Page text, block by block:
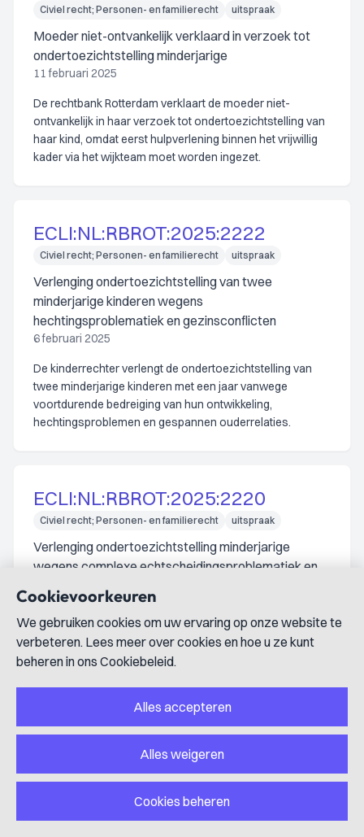
Civiel recht; Personen- en familierecht uitspraak
Moeder niet-ontvankelijk verklaard in verzoek tot
ondertoezichtstelling minderjarige
11 februari 2025
De rechtbank Rotterdam verklaart de moeder niet-
ontvankelijk in haar verzoek tot ondertoezichtstelling van
haar kind, omdat eerst hulpverlening binnen het vrijwillig
kader via het wijkteam moet worden ingezet.
ECLI:NL:RBROT:2025:2222
Civiel recht; Personen- en familierecht uitspraak
Verlenging ondertoezichtstelling van twee
minderjarige kinderen wegens
hechtingsproblematiek en gezinsconflicten
6 februari 2025
De kinderrechter verlengt de ondertoezichtstelling van
twee minderjarige kinderen met een jaar vanwege
voortdurende bedreiging van hun ontwikkeling,
hechtingsproblemen en gespannen ouderrelaties.
ECLI:NL:RBROT:2025:2220
Civiel recht; Personen- en familierecht uitspraak
Verlenging ondertoezichtstelling minderjarige
wegens complexe echtscheidingsproblematiek en
noodzaak voortzetting hulpverlening
6 februari 2025
De kinderrechter verlengt de ondertoezichtstelling van
een minderjarige met zes maanden tot 3 september 2025
vanwege ernstige bedreiging in ontwikkeling door
complexe echtscheidingsproblematiek en noodzaak
voortzetting van hulpverlening.
ECLI:NL:RBROT:2025:1922
Civiel recht; Personen- en familierecht
Cookievoorkeuren
We gebruiken cookies om uw ervaring op onze website te
verbeteren. Lees meer over cookies en hoe u ze kunt
beheren in ons Cookiebeleid.
Alles accepteren
Alles weigeren
Cookies beheren